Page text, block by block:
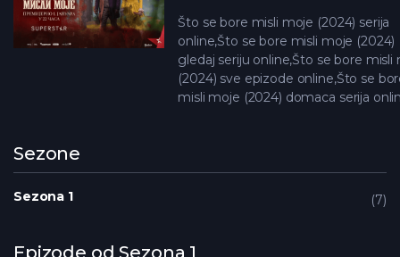
Što se bore misli moje (2024) serija
online,Što se bore misli moje (2024)
gledaj seriju online,Što se bore misli
(2024) sve epizode online,Što se
misli moje (2024) domaca serija
Sezone
Sezona 1 7
Epizode od Sezona 1